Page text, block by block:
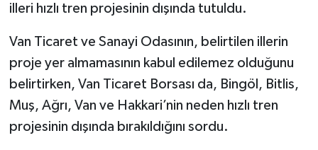
illeri hızlı tren projesinin dışında tutuldu.
Van Ticaret ve Sanayi Odasının, belirtilen illerin
proje yer almamasının kabul edilemez olduğunu
belirtirken, Van Ticaret Borsası da, Bingöl, Bitlis,
Muş, Ağrı, Van ve Hakkari’nin neden hızlı tren
projesinin dışında bırakıldığını sordu.
YEDİSU